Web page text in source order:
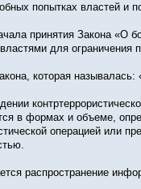
попытках властей и
принятия Закона «О
для ограничения
которая
в формах и объеме,
операцией или
распространение